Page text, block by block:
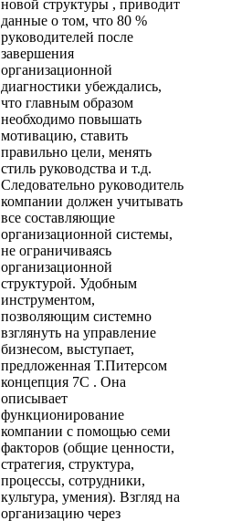
новой структуры , приводит
данные о том, что 80 %
руководителей после
завершения
организационной
диагностики убеждались,
что главным образом
необходимо повышать
мотивацию, ставить
правильно цели, менять
стиль руководства и т.д.
Следовательно руководитель
компании должен учитывать
все составляющие
организационной системы,
не ограничиваясь
организационной
структурой. Удобным
инструментом,
позволяющим системно
взглянуть на управление
бизнесом, выступает,
предложенная Т.Питерсом
концепция 7C . Она
описывает
функционирование
компании с помощью семи
факторов (общие ценности,
стратегия, структура,
процессы, сотрудники,
культура, умения). Взгляд на
организацию через